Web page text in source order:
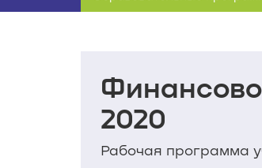
2020
Рабочая программа